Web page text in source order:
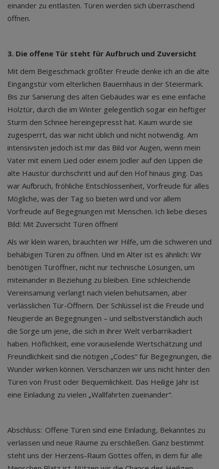
einander zu entlasten. Türen werden sich überraschend
öffnen.
3. Die offene Tür steht für Aufbruch und Zuversicht
Mit dem Beigeschmack größter Freude denke ich an die alte
Eingangstür vom elterlichen Bauernhaus in der Steiermark.
Bis zur Sanierung des alten Gebäudes war es eine einfache
Holztür, durch die im Winter gelegentlich sogar ein heftiger
Sturm den Schnee hereingepresst hat. Kaum wurde sie
zugesperrt, das war nicht üblich und nicht notwendig. Am
intensivsten jedoch ist mir das Bild vor Augen, wenn mein
Vater mit einem Lied oder einem Jodler auf den Lippen die
alte Haustür durchschritt und auf den Hof hinaus ging. Das
war Aufbruch, fröhliche Entschlossenheit, Vorfreude für alles
Mögliche, was der Tag so bieten wird und vor allem
Vorfreude auf Begegnungen mit Menschen. Ich liebe dieses
Bild: Mit Zuversicht Türen öffnen!
Als wir klein waren, brauchten wir Hilfe, um die schweren und
behäbigen Türen zu öffnen. Und im Alter ist es ähnlich: Wir
benötigen Türöffner, nicht nur technische Lösungen, um
miteinander in Beziehung zu bleiben. Eine schleichende
Vereinsamung verlangt nach vielen behutsamen, aber
verlässlichen Tür-Öffnern. Der Schlüssel ist die Freude und
Neugierde an Begegnungen – und selbstverständlich auch
die Sorge um jene, die sich in ihrer Welt verbarrikadiert
haben. Höflichkeit, eine vorauseilende Wertschätzung und
Freundlichkeit sind die nötigen „Codes“ für Begegnungen, die
Wunder wirken können. Verschanzen wir uns nicht hinter den
Türen von Frust oder Bequemlichkeit. Das Heilige Jahr ist
eine Einladung zu vielen „Wallfahrten zueinander“.
Abschluss: Offene Türen sind eine Einladung, Bekanntes zu
verlassen und neue Räume zu erschließen. Ganz bestimmt
steht uns der Herzens-Raum Gottes offen, in dem für alle